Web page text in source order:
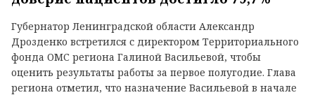
Губернатор Ленинградской области Александр
Дрозденко встретился с директором Территориального
фонда ОМС региона Галиной Васильевой, чтобы
оценить результаты работы за первое полугодие. Глава
региона отметил, что назначение Васильевой в начале